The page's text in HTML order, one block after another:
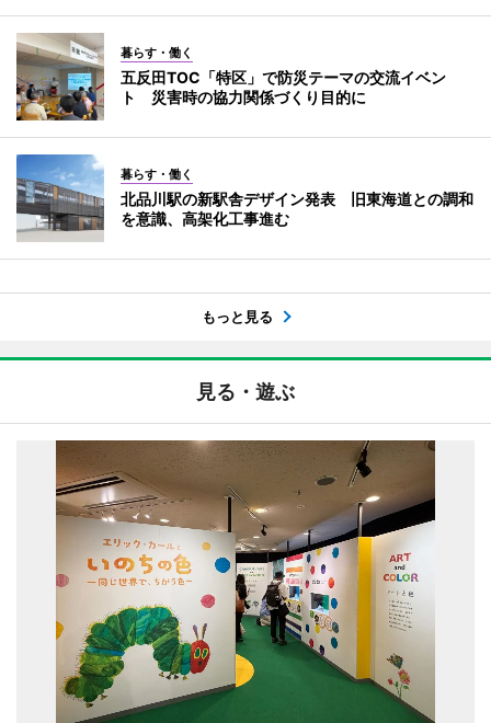
暮らす・働く
五反田TOC「特区」で防災テーマの交流イベン
ト 災害時の協力関係づくり目的に
暮らす・働く
北品川駅の新駅舎デザイン発表 旧東海道との調和
を意識、高架化工事進む
もっと見る
見る・遊ぶ